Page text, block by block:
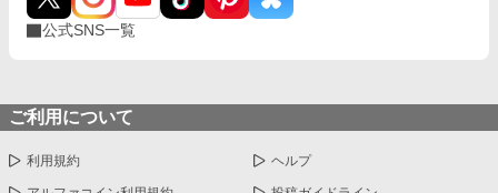
公式SNS一覧
ご利用について
利用規約 ヘルプ